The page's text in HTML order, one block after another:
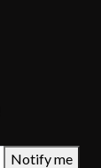
Notify me